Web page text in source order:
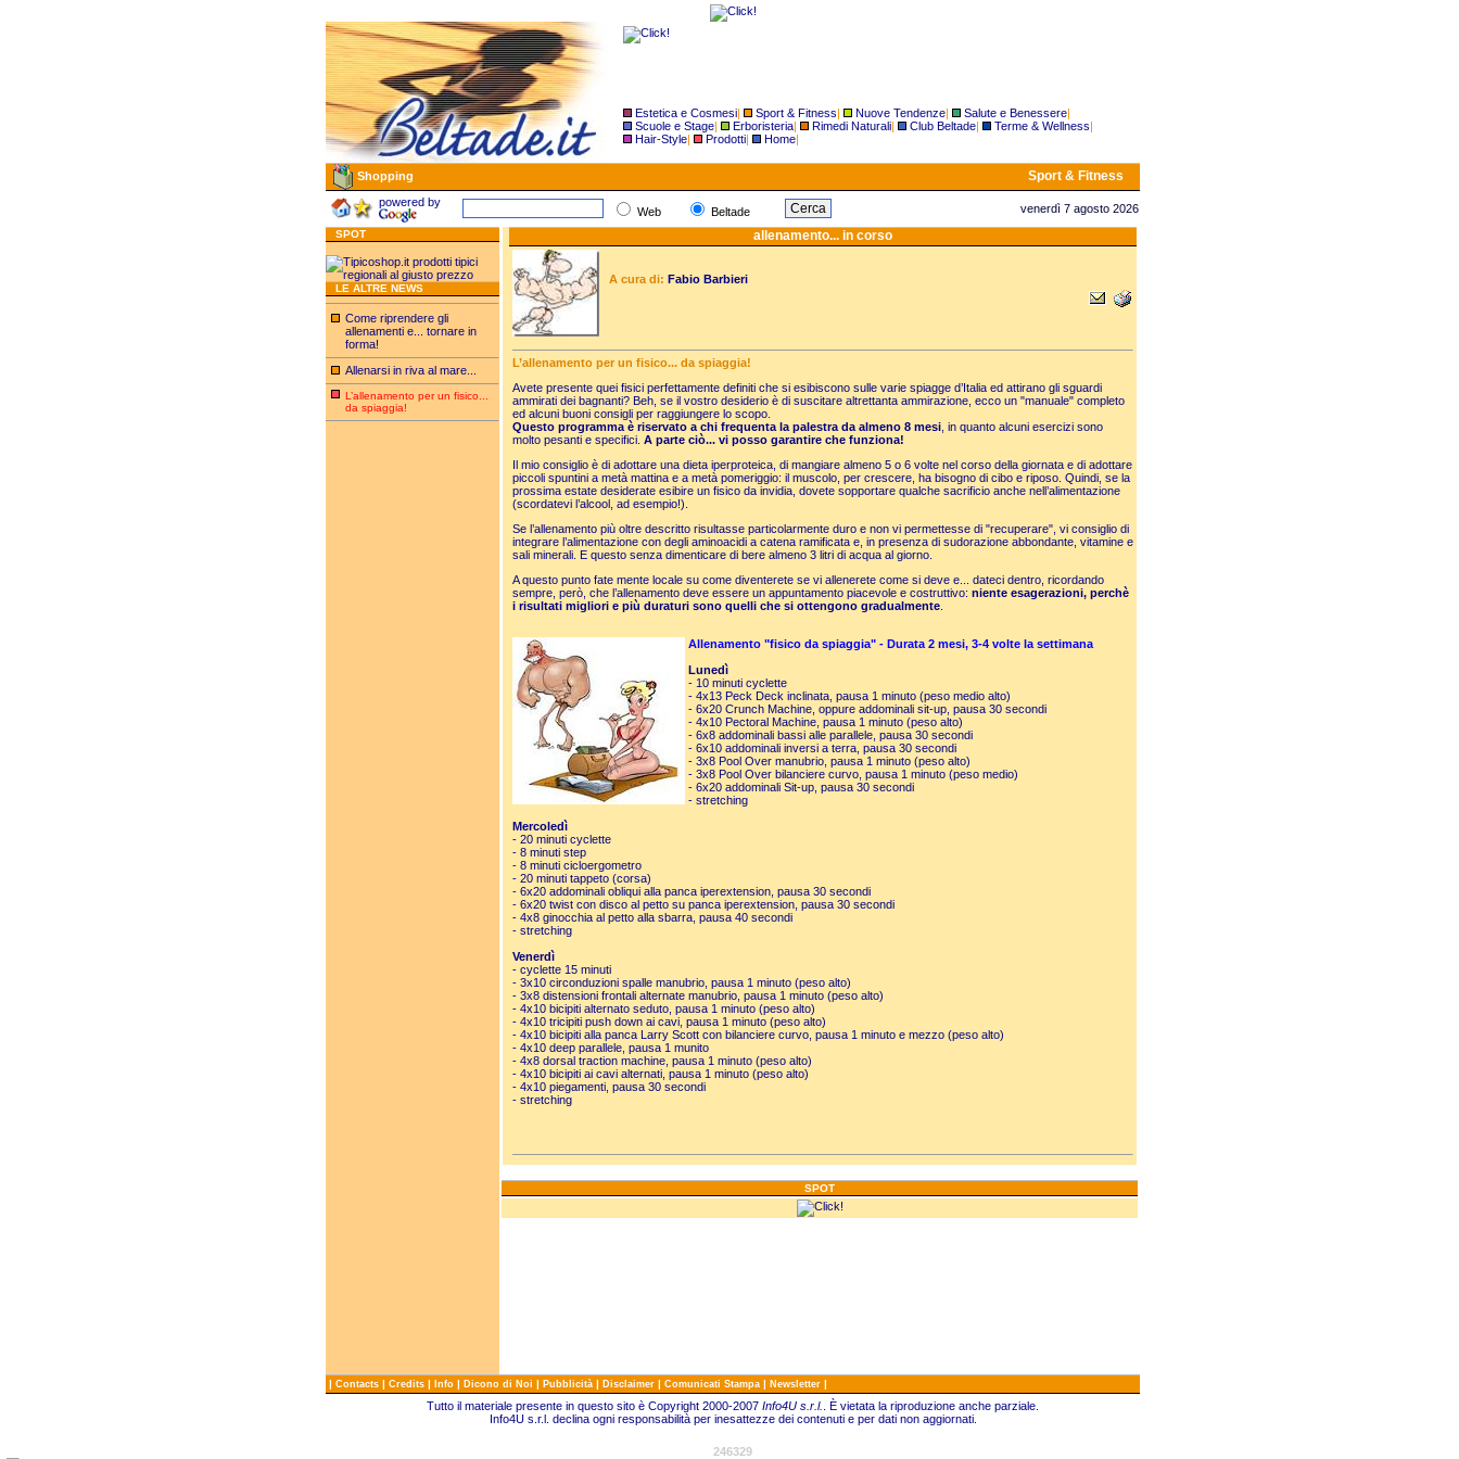
Estetica e Cosmesi| Sport & Fitness| Nuove Tendenze| Salute e Benessere|
Scuole e Stage| Erboristeria| Rimedi Naturali| Club Beltade| Terme & Wellness|
Hair-Style| Prodotti| Home|
Shopping Sport & Fitness
powered by
Web Beltade venerdì 7 agosto 2026
SPOT
LE ALTRE NEWS
Come riprendere gli
allenamenti e... tornare in
forma!
Allenarsi in riva al mare...
L’allenamento per un fisico...
da spiaggia!
allenamento... in corso
A cura di: Fabio Barbieri
L’allenamento per un fisico... da spiaggia!
Avete presente quei fisici perfettamente definiti che si esibiscono sulle varie spiagge d’Italia ed attirano gli sguardi
ammirati dei bagnanti? Beh, se il vostro desiderio è di suscitare altrettanta ammirazione, ecco un "manuale" completo
ed alcuni buoni consigli per raggiungere lo scopo.
Questo programma è riservato a chi frequenta la palestra da almeno 8 mesi , in quanto alcuni esercizi sono
molto pesanti e specifici. A parte ciò... vi posso garantire che funziona!
Il mio consiglio è di adottare una dieta iperproteica, di mangiare almeno 5 o 6 volte nel corso della giornata e di adottare
piccoli spuntini a metà mattina e a metà pomeriggio: il muscolo, per crescere, ha bisogno di cibo e riposo. Quindi, se la
prossima estate desiderate esibire un fisico da invidia, dovete sopportare qualche sacrificio anche nell’alimentazione
(scordatevi l’alcool, ad esempio!).
Se l’allenamento più oltre descritto risultasse particolarmente duro e non vi permettesse di "recuperare", vi consiglio di
integrare l’alimentazione con degli aminoacidi a catena ramificata e, in presenza di sudorazione abbondante, vitamine e
sali minerali. E questo senza dimenticare di bere almeno 3 litri di acqua al giorno.
A questo punto fate mente locale su come diventerete se vi allenerete come si deve e... dateci dentro, ricordando
sempre, però, che l’allenamento deve essere un appuntamento piacevole e costruttivo: niente esagerazioni, perchè
i risultati migliori e più duraturi sono quelli che si ottengono gradualmente
Allenamento "fisico da spiaggia" - Durata 2 mesi, 3-4 volte la settimana
Lunedì
- 10 minuti cyclette
- 4x13 Peck Deck inclinata, pausa 1 minuto (peso medio alto)
- 6x20 Crunch Machine, oppure addominali sit-up, pausa 30 secondi
- 4x10 Pectoral Machine, pausa 1 minuto (peso alto)
- 6x8 addominali bassi alle parallele, pausa 30 secondi
- 6x10 addominali inversi a terra, pausa 30 secondi
- 3x8 Pool Over manubrio, pausa 1 minuto (peso alto)
- 3x8 Pool Over bilanciere curvo, pausa 1 minuto (peso medio)
- 6x20 addominali Sit-up, pausa 30 secondi
- stretching
Mercoledì
- 20 minuti cyclette
- 8 minuti step
- 8 minuti cicloergometro
- 20 minuti tappeto (corsa)
- 6x20 addominali obliqui alla panca iperextension, pausa 30 secondi
- 6x20 twist con disco al petto su panca iperextension, pausa 30 secondi
- 4x8 ginocchia al petto alla sbarra, pausa 40 secondi
- stretching
Venerdì
- cyclette 15 minuti
- 3x10 circonduzioni spalle manubrio, pausa 1 minuto (peso alto)
- 3x8 distensioni frontali alternate manubrio, pausa 1 minuto (peso alto)
- 4x10 bicipiti alternato seduto, pausa 1 minuto (peso alto)
- 4x10 tricipiti push down ai cavi, pausa 1 minuto (peso alto)
- 4x10 bicipiti alla panca Larry Scott con bilanciere curvo, pausa 1 minuto e mezzo (peso alto)
- 4x10 deep parallele, pausa 1 munito
- 4x8 dorsal traction machine, pausa 1 minuto (peso alto)
- 4x10 bicipiti ai cavi alternati, pausa 1 minuto (peso alto)
- 4x10 piegamenti, pausa 30 secondi
- stretching
SPOT
| Contacts | Credits | Info | Dicono di Noi | Pubblicità | Disclaimer | Comunicati Stampa | Newsletter |
Tutto il materiale presente in questo sito è Copyright 2000-2007 Info4U s.r.l.
È vietata la riproduzione anche parziale.
Info4U s.r.l. declina ogni responsabilità per inesattezze dei contenuti e per dati non aggiornati.
246329